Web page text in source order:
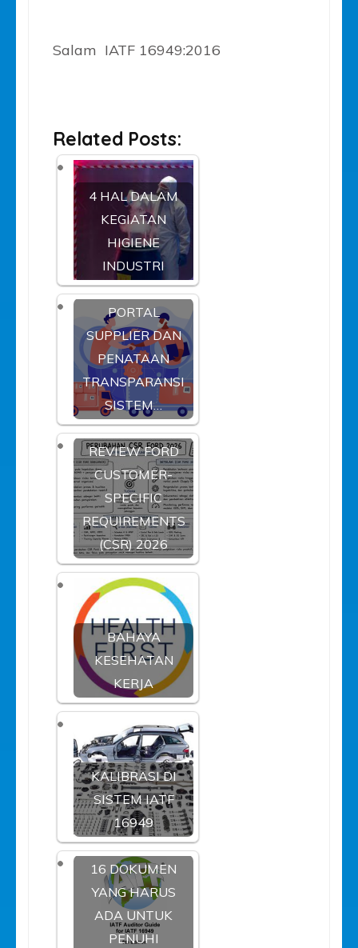
Salam IATF 16949:2016
Related Posts:
4 HAL DALAM
KEGIATAN
HIGIENE
INDUSTRI
PORTAL
SUPPLIER DAN
PENATAAN
TRANSPARANSI
SISTEM…
REVIEW FORD
CUSTOMER-
SPECIFIC
REQUIREMENTS
(CSR) 2026
BAHAYA
KESEHATAN
KERJA
KALIBRASI DI
SISTEM IATF
16949
16 DOKUMEN
YANG HARUS
ADA UNTUK
PENUHI